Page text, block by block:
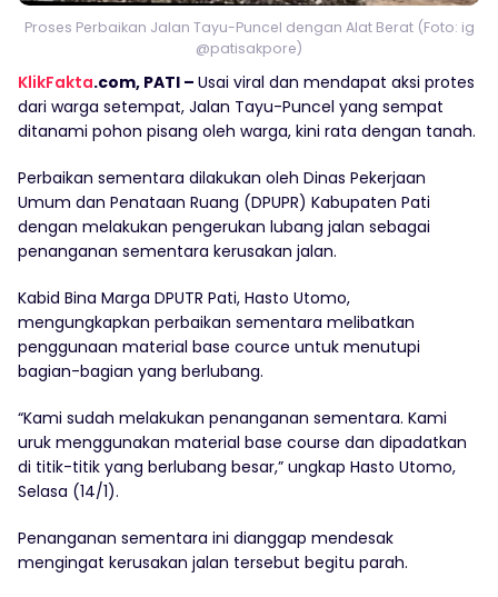
Proses Perbaikan Jalan Tayu-Puncel dengan Alat Berat (Foto: ig
@patisakpore)
KlikFakta.com, PATI – Usai viral dan mendapat aksi protes
dari warga setempat, Jalan Tayu-Puncel yang sempat
ditanami pohon pisang oleh warga, kini rata dengan tanah.
Perbaikan sementara dilakukan oleh Dinas Pekerjaan
Umum dan Penataan Ruang (DPUPR) Kabupaten Pati
dengan melakukan pengerukan lubang jalan sebagai
penanganan sementara kerusakan jalan.
Kabid Bina Marga DPUTR Pati, Hasto Utomo,
mengungkapkan perbaikan sementara melibatkan
penggunaan material base cource untuk menutupi
bagian-bagian yang berlubang.
“Kami sudah melakukan penanganan sementara. Kami
uruk menggunakan material base course dan dipadatkan
di titik-titik yang berlubang besar,” ungkap Hasto Utomo,
Selasa (14/1).
Penanganan sementara ini dianggap mendesak
mengingat kerusakan jalan tersebut begitu parah.